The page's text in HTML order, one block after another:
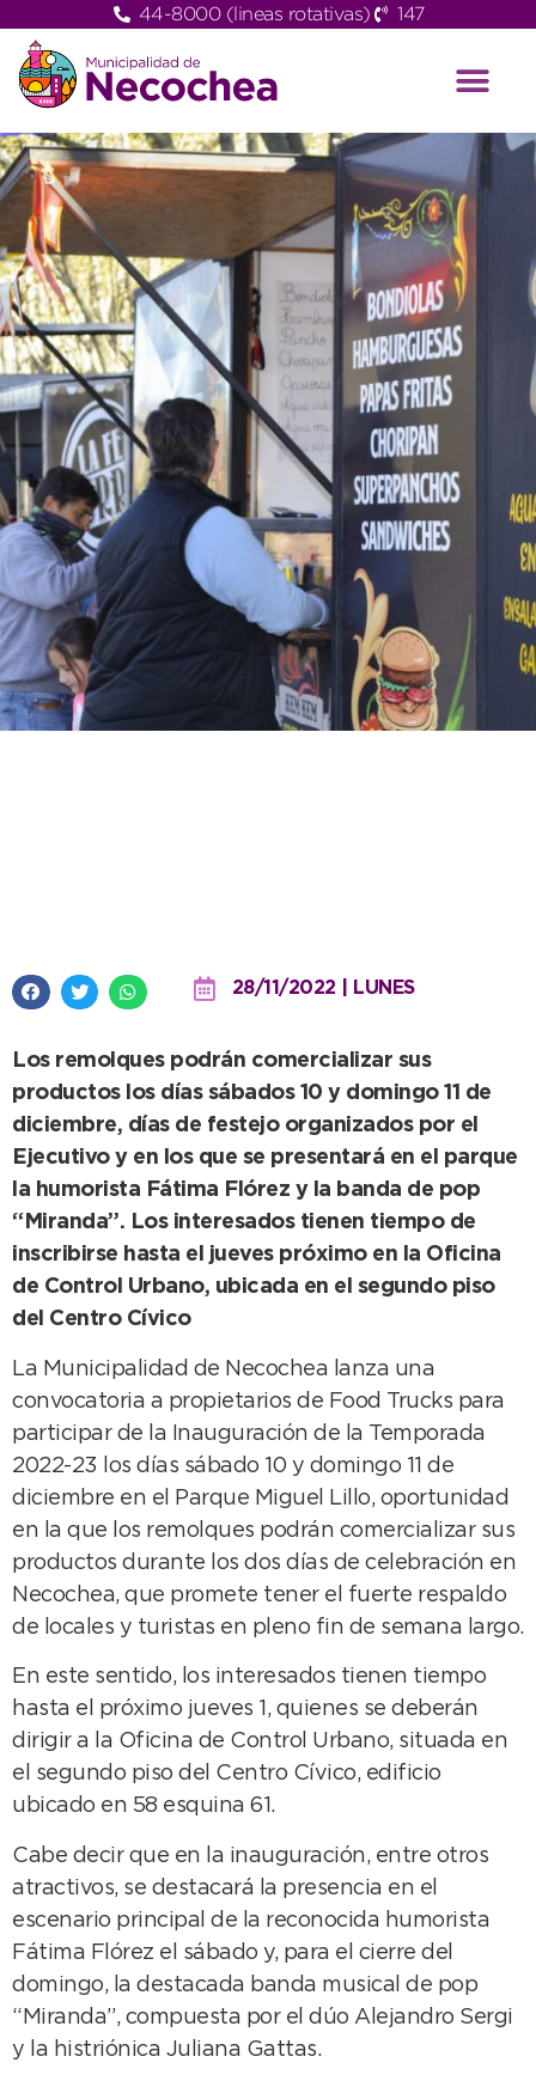
44-8000 (lineas rotativas) 147
28/11/2022 | LUNES
Los remolques podrán comercializar sus
productos los días sábados 10 y domingo 11 de
diciembre, días de festejo organizados por el
Ejecutivo y en los que se presentará en el parque
la humorista Fátima Flórez y la banda de pop
“Miranda”. Los interesados tienen tiempo de
inscribirse hasta el jueves próximo en la Oficina
de Control Urbano, ubicada en el segundo piso
del Centro Cívico
La Municipalidad de Necochea lanza una
convocatoria a propietarios de Food Trucks para
participar de la Inauguración de la Temporada
2022-23 los días sábado 10 y domingo 11 de
diciembre en el Parque Miguel Lillo, oportunidad
en la que los remolques podrán comercializar sus
productos durante los dos días de celebración en
Necochea, que promete tener el fuerte respaldo
de locales y turistas en pleno fin de semana largo.
En este sentido, los interesados tienen tiempo
hasta el próximo jueves 1, quienes se deberán
dirigir a la Oficina de Control Urbano, situada en
el segundo piso del Centro Cívico, edificio
ubicado en 58 esquina 61.
Cabe decir que en la inauguración, entre otros
atractivos, se destacará la presencia en el
escenario principal de la reconocida humorista
Fátima Flórez el sábado y, para el cierre del
domingo, la destacada banda musical de pop
“Miranda”, compuesta por el dúo Alejandro Sergi
y la histriónica Juliana Gattas.